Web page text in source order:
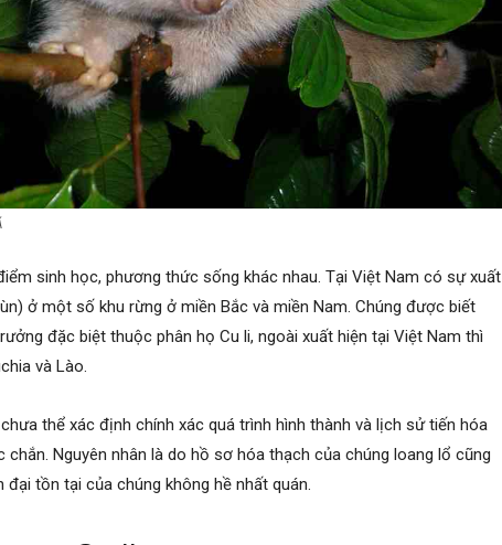
sinh học, phương thức sống khác nhau. Tại Việt Nam có sự xuất
ở một số khu rừng ở miền Bắc và miền Nam. Chúng được biết
đặc biệt thuộc phân họ Cu li, ngoài xuất hiện tại Việt Nam thì
và Lào.
thể xác định chính xác quá trình hình thành và lịch sử tiến hóa
Nguyên nhân là do hồ sơ hóa thạch của chúng loang lổ cũng
tồn tại của chúng không hề nhất quán.